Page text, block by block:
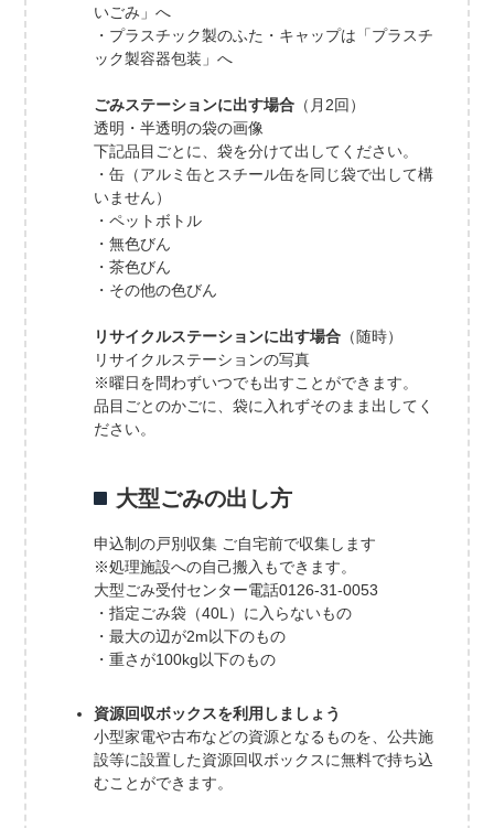
いごみ」へ
・プラスチック製のふた・キャップは「プラスチ
ック製容器包装」へ
ごみステーションに出す場合 （月2回）
透明・半透明の袋の画像
下記品目ごとに、袋を分けて出してください。
・缶（アルミ缶とスチール缶を同じ袋で出して構
いません）
・ペットボトル
・無色びん
・茶色びん
・その他の色びん
リサイクルステーションに出す場合 （随時）
リサイクルステーションの写真
※曜日を問わずいつでも出すことができます。
品目ごとのかごに、袋に入れずそのまま出してく
ださい。
大型ごみの出し方
申込制の戸別収集 ご自宅前で収集します
※処理施設への自己搬入もできます。
大型ごみ受付センター電話0126-31-0053
・指定ごみ袋（40L）に入らないもの
・最大の辺が2m以下のもの
・重さが100kg以下のもの
資源回収ボックスを利用しましょう
小型家電や古布などの資源となるものを、公共施
設等に設置した資源回収ボックスに無料で持ち込
むことができます。